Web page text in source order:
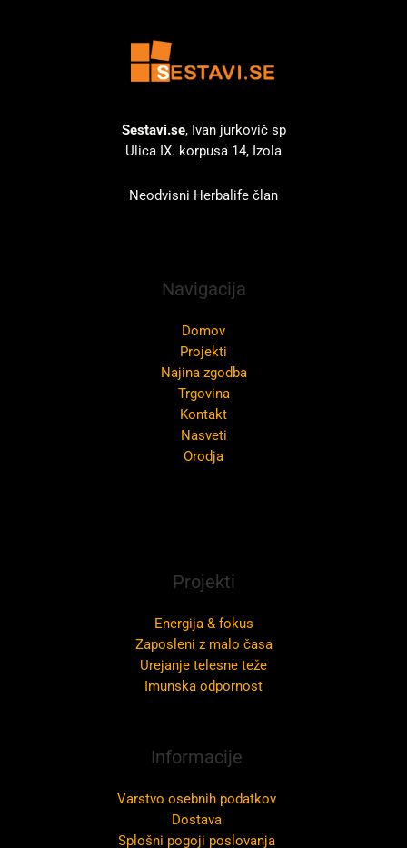
Sestavi.se, Ivan jurkovič sp
Ulica IX. korpusa 14, Izola
Neodvisni Herbalife član
Navigacija
Domov
Projekti
Najina zgodba
Trgovina
Kontakt
Nasveti
Orodja
Projekti
Energija & fokus
Zaposleni z malo časa
Urejanje telesne teže
Imunska odpornost
Informacije
Varstvo osebnih podatkov
Dostava
Splošni pogoji poslovanja